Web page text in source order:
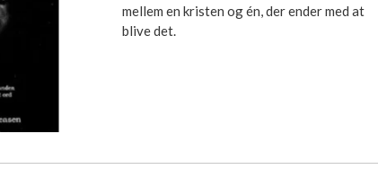
mellem en kristen og én, der ender med at
blive det.